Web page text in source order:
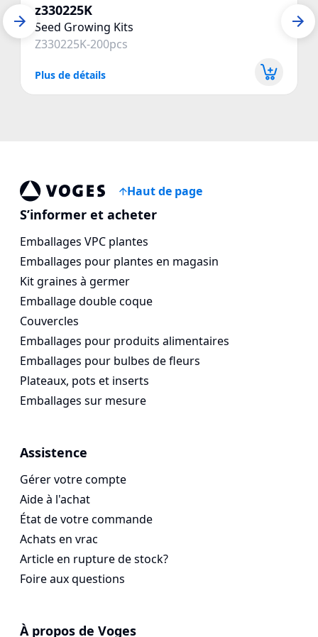
z330225K
Seed Growing Kits
Z330225K-200pcs
Plus de détails
Vogespackaging
Haut de page
S’informer et acheter
Emballages VPC plantes
Emballages pour plantes en magasin
Kit graines à germer
Emballage double coque
Couvercles
Emballages pour produits alimentaires
Emballages pour bulbes de fleurs
Plateaux, pots et inserts
Emballages sur mesure
Assistence
Gérer votre compte
Aide à l'achat
État de votre commande
Achats en vrac
Article en rupture de stock?
Foire aux questions
À propos de Voges